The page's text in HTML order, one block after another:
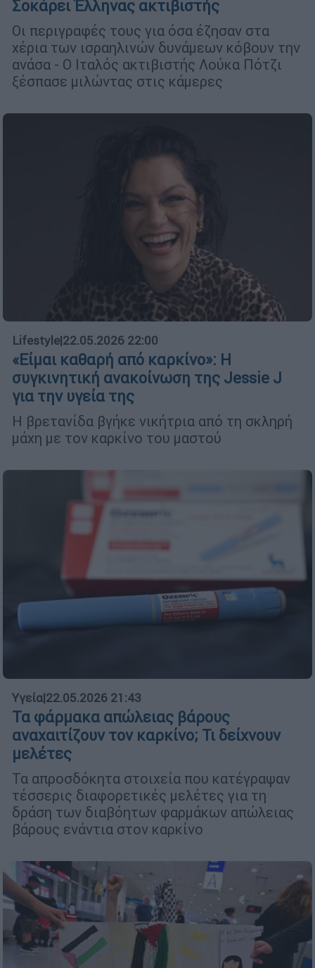
Σοκάρει Έλληνας ακτιβιστής
Οι περιγραφές τους για όσα έζησαν στα
χέρια των ισραηλινών δυνάμεων κόβουν την
ανάσα - Ο Ιταλός ακτιβιστής Λούκα Πότζι
ξέσπασε μιλώντας στις κάμερες
Lifestyle|22.05.2026 22:00
«Είμαι καθαρή από καρκίνο»: Η
συγκινητική ανακοίνωση της Jessie J
για την υγεία της
Η βρετανίδα βγήκε νικήτρια από τη σκληρή
μάχη με τον καρκίνο του μαστού
Υγεία|22.05.2026 21:43
Τα φάρμακα απώλειας βάρους
αναχαιτίζουν τον καρκίνο; Τι δείχνουν
μελέτες
Τα απροσδόκητα στοιχεία που κατέγραψαν
τέσσερις διαφορετικές μελέτες για τη
δράση των διαβόητων φαρμάκων απώλειας
βάρους ενάντια στον καρκίνο